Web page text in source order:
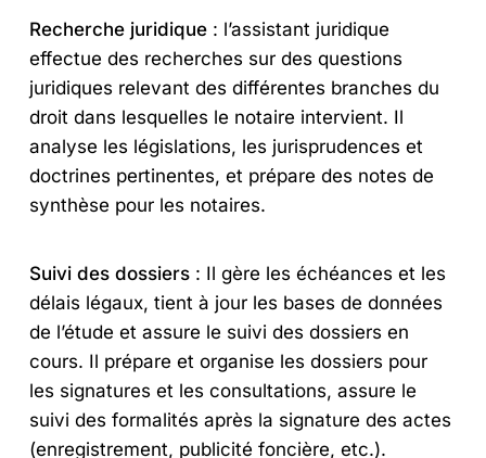
Recherche juridique: l’assistant juridique
effectue des recherches sur des questions
juridiques relevant des différentes branches du
droit dans lesquelles le notaire intervient. Il
analyse les législations, les jurisprudences et
doctrines pertinentes, et prépare des notes de
synthèse pour les notaires.
Suivi des dossiers: Il gère les échéances et les
délais légaux, tient à jour les bases de données
de l’étude et assure le suivi des dossiers en
cours. Il prépare et organise les dossiers pour
les signatures et les consultations, assure le
suivi des formalités après la signature des actes
(enregistrement, publicité foncière, etc.).